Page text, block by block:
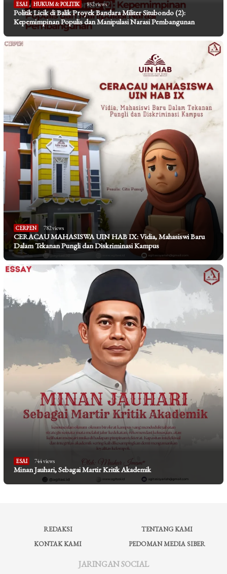
ESAI , HUKUM & POLITIK 852 views
Politik Licik di Balik Proyek Bandara Militer Situbondo (2):
Kepemimpinan Populis dan Manipulasi Narasi Pembangunan
CERPEN 782 views
CERACAU MAHASISWA UIN HAB IX: Vidia, Mahasiswi Baru
Dalam Tekanan Pungli dan Diskriminasi Kampus
ESAI 744 views
Minan Jauhari, Sebagai Martir Kritik Akademik
REDAKSI
TENTANG KAMI
KONTAK KAMI
PEDOMAN MEDIA SIBER
JARINGAN SOCIAL